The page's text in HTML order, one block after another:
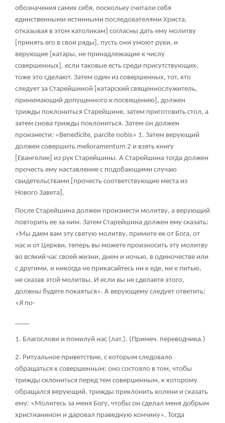
обозначения самих себя, поскольку считали себя
единственными истинными последователями Христа,
отказывая в этом католикам] согласны дать ему молитву
[принять его в свои ряды], пусть они умоют руки, и
верующие [катары, не принадлежащие к числу
совершенных], если таковые есть среди присутствующих,
тоже это сделают. Затем один из совершенных, тот, кто
следует за Старейшиной [катарский священнослужитель,
принимающий допущенного к посвящению], должен
трижды поклониться Старейшине, затем приготовить стол, а
затем снова трижды поклониться. Затем он должен
произнести: «Benedicite, parcite nobis» 1. Затем верующий
должен совершить melioramentum 2 и взять книгу
[Евангелие] из рук Старейшины. А Старейшина тогда должен
прочесть ему наставление с подобающими случаю
свидетельствами [прочесть соответствующие места из
Нового Завета].
После Старейшина должен произнести молитву, а верующий
повторить ее за ним. Затем Старейшина должен ему сказать:
«Мы даем вам эту святую молитву, примите ее от Бога, от
нас и от Церкви, теперь вы можете произносить эту молитву
во всякий час своей жизни, днем и ночью, в одиночестве или
с другими, и никогда не прикасайтесь ни к еде, ни к питью,
не сказав этой молитвы. И если вы не сделаете этого,
должны будете покаяться». А верующему следует ответить:
«Я по-
1. Благослови и помилуй нас (лат.). (Примеч. переводчика.)
2. Ритуальное приветствие, с которым следовало
обращаться к совершенным: оно состояло в том, чтобы
трижды склониться перед тем совершенным, к которому
обращался верующий, трижды преклонить колени и сказать
ему: «Молитесь за меня Богу, чтобы он сделал меня добрым
христианином и даровал праведную кончину». Тогда